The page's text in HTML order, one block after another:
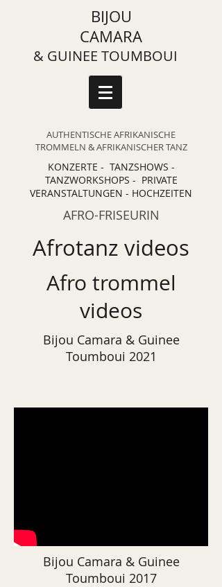
BIJOU
CAMARA
& GUINEE TOUMBOUI
AUTHENTISCHE AFRIKANISCHE
TROMMELN & AFRIKANISCHER TANZ
KONZERTE - TANZSHOWS -
TANZWORKSHOPS - PRIVATE
VERANSTALTUNGEN - HOCHZEITEN
AFRO-FRISEURIN
Afrotanz videos
Afro trommel
videos
Bijou Camara & Guinee
Toumboui 2021
Bijou Camara & Guinee
Toumboui 2017